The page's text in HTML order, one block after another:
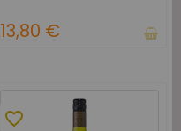
13,80 €
favorite_border